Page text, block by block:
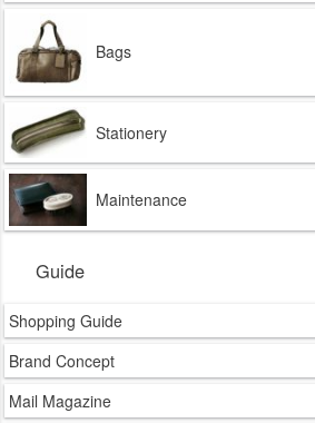
Bags
Stationery
Maintenance
Guide
Shopping Guide
Brand Concept
Mail Magazine